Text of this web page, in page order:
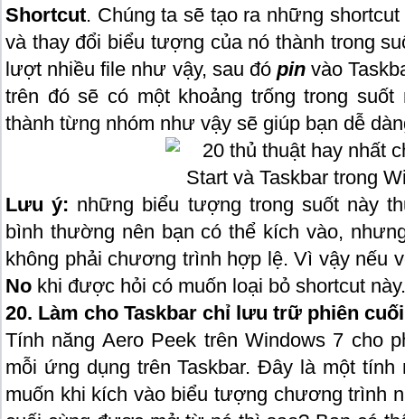
Shortcut. Chúng ta sẽ tạo ra những
và thay đổi biểu tượng của nó thành trong
lượt nhiều file như vậy, sau đó pinvào
trên đó sẽ có một khoảng trống trong
thành từng nhóm như vậy sẽ giúp bạn dễ
Lưu ý: những biểu tượng trong suốt này
bình thường nên bạn có thể kích vào,
không phải chương trình hợp lệ. Vì vậy nếu
No khi được hỏi có muốn loại bỏ shortcut này.
20. Làm cho Taskbar chỉ lưu trữ phiên
Tính năng Aero Peek trên Windows 7 cho
mỗi ứng dụng trên Taskbar. Đây là một tính
muốn khi kích vào biểu tượng chương trình